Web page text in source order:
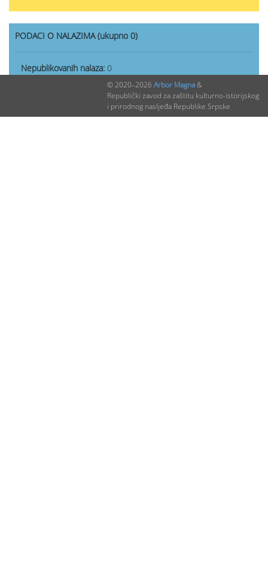
PODACI O NALAZIMA (ukupno 0)
Nepublikovanih nalaza: 0
© 2020–2026 Arbor Magna&
Republički zavod za zaštitu kulturno-istorijskog
i prirodnog nasljeđa Republike Srpske